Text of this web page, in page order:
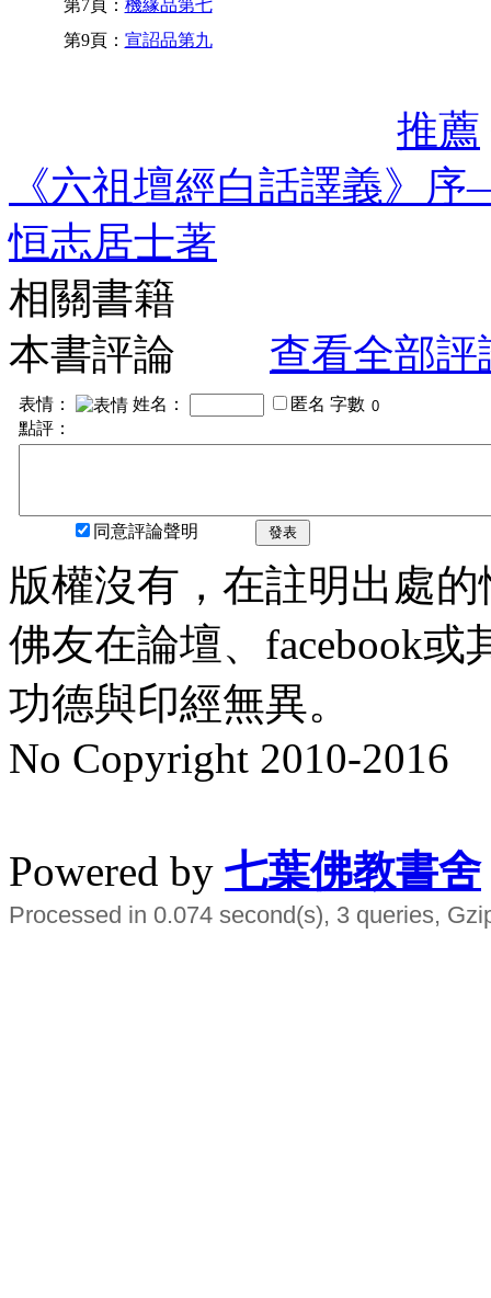
第7頁： 機緣品第七
第9頁： 宣詔品第九
推薦
《六祖壇經白話譯義》
恒志居士著
相關書籍
本書評論
查看全部評
表情： 姓名： 匿名 字數
點評：
同意評論聲明 發表
版權沒有，在註明出處
佛友在論壇、facebook
功德與印經無異。
No Copyright 2010-2016
Powered by 七葉佛教書舍
Processed in 0.074 second(s), 3 queries,